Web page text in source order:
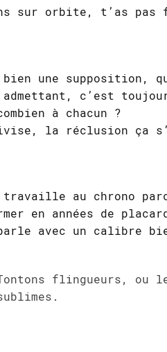
sur orbite, t’as
une supposition,
c’est
à chacun ?
la réclusion ça
au chrono
en années de
avec un calibre
flingueurs, ou